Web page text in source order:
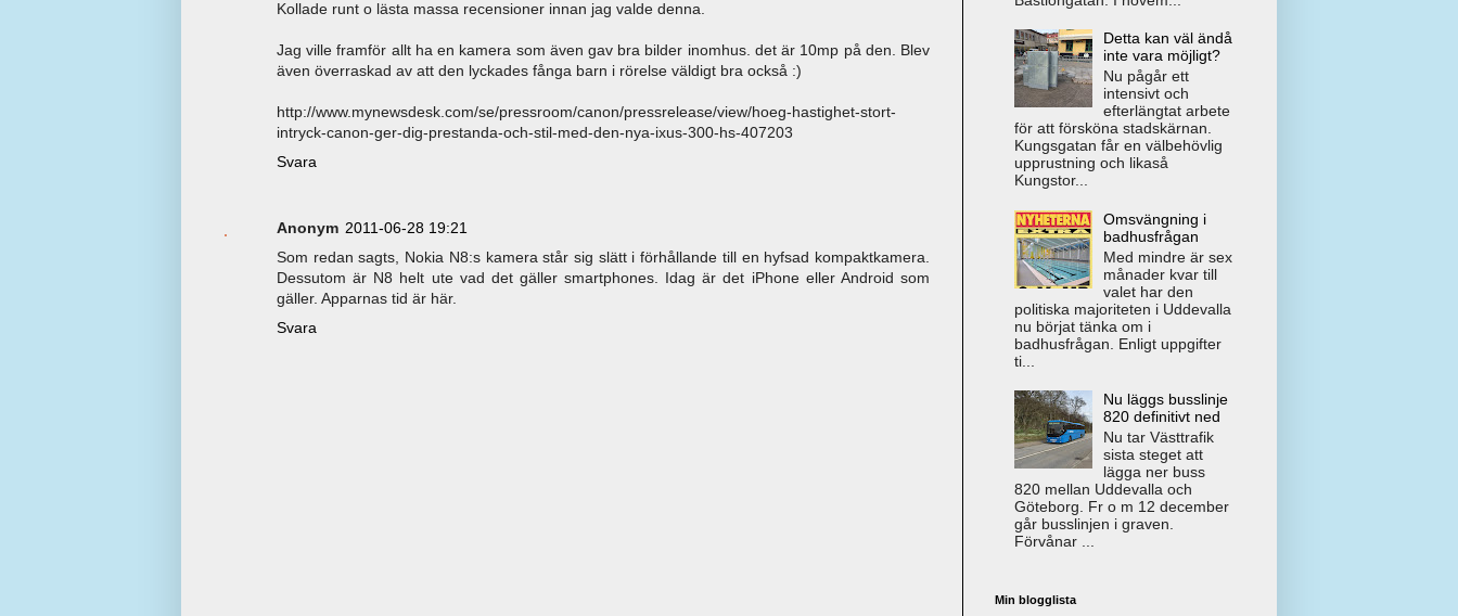
Kollade runt o lästa massa recensioner innan jag valde denna.
Jag ville framför allt ha en kamera som även gav bra bilder inomhus. det är 10mp på den. Blev
även överraskad av att den lyckades fånga barn i rörelse väldigt bra också :)
http://www.mynewsdesk.com/se/pressroom/canon/pressrelease/view/hoeg-hastighet-stort-
intryck-canon-ger-dig-prestanda-och-stil-med-den-nya-ixus-300-hs-407203
Svara
Anonym 2011-06-28 19:21
Som redan sagts, Nokia N8:s kamera står sig slätt i förhållande till en hyfsad kompaktkamera.
Dessutom är N8 helt ute vad det gäller smartphones. Idag är det iPhone eller Android som
gäller. Apparnas tid är här.
Svara
Detta kan väl ändå
inte vara möjligt?
Nu pågår ett
intensivt och
efterlängtat arbete
för att försköna stadskärnan.
Kungsgatan får en välbehövlig
upprustning och likaså
Kungstor...
Omsvängning i
badhusfrågan
Med mindre är sex
månader kvar till
valet har den
politiska majoriteten i Uddevalla
nu börjat tänka om i
badhusfrågan. Enligt uppgifter
ti...
Nu läggs busslinje
820 definitivt ned
Nu tar Västtrafik
sista steget att
lägga ner buss
820 mellan Uddevalla och
Göteborg. Fr o m 12 december
går busslinjen i graven.
Förvånar ...
Min blogglista